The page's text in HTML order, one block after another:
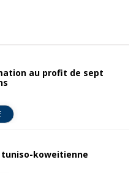
au profit de sept
tuniso-koweitienne